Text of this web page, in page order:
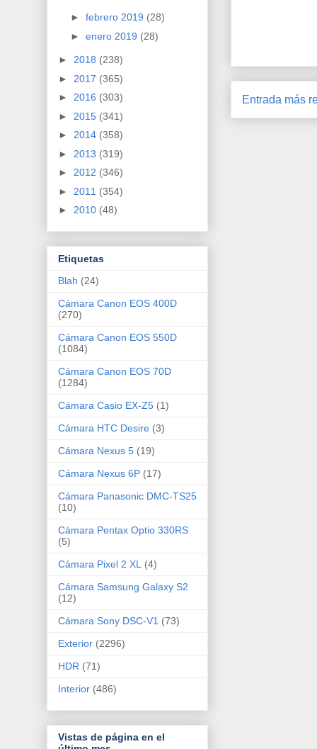
Entrada más
► febrero 2019 (28)
► enero 2019 (28)
► 2018 (238)
► 2017 (365)
► 2016 (303)
► 2015 (341)
► 2014 (358)
► 2013 (319)
► 2012 (346)
► 2011 (354)
► 2010 (48)
Etiquetas
Blah (24)
Cámara Canon EOS 400D
(270)
Cámara Canon EOS 550D
(1084)
Cámara Canon EOS 70D
(1284)
Cámara Casio EX-Z5 (1)
Cámara HTC Desire (3)
Cámara Nexus 5 (19)
Cámara Nexus 6P (17)
Cámara Panasonic DMC-TS25
(10)
Cámara Pentax Optio 330RS
(5)
Cámara Pixel 2 XL
(4)
Cámara Samsung Galaxy S2
(12)
Cámara Sony DSC-V1 (73)
Exterior (2296)
HDR (71)
Interior (486)
Vistas de página en el